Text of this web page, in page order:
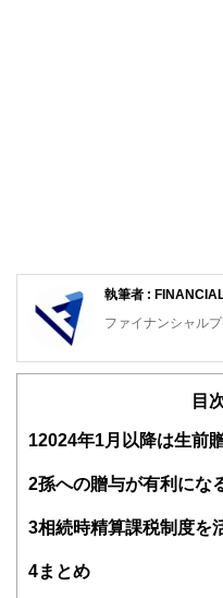
執筆者 :
ファイナンシャル
FinancialField編集
知識がない方でも
得者を中心に「お
験者で構成され、
関わることで、読
目
1 2024年1月以降は生前
2孫への贈与が有利にな
3相続時精算課税制度を
4まとめ